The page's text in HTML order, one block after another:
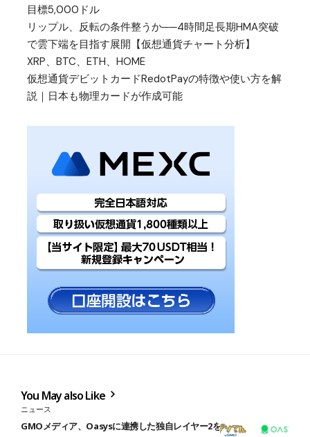
目標5,000ドル
リップル、反転の条件整うか──4時間足長期HMA突破
で雲下端を目指す展開【仮想通貨チャート分析】
XRP、BTC、ETH、HOME
仮想通貨デビットカードRedotPayの特徴や使い方を解
説｜日本も物理カードが作成可能
You May also Like
ニュース
GMOメディア、Oasysに連携した独自レイヤー2を開発